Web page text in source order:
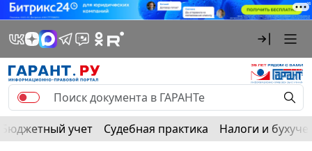
Бюджетный учет Судебная практика Налоги и